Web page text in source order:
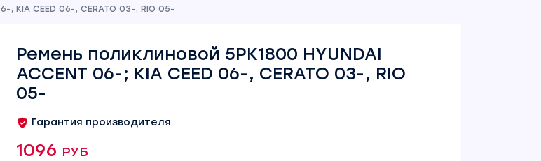
; KIA CEED 06-, CERATO 03-, RIO 05-
Ремень поликлиновой 5PK1800 HYUNDAI
ACCENT 06-; KIA CEED 06-, CERATO 03-, RIO
05-
Гарантия производителя
1096 руб